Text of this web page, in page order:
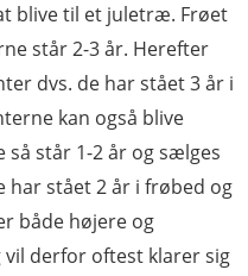
blive til et juletræ. Frøet
står 2-3 år. Herefter
dvs. de har stået 3 år i
kan også blive
står 1-2 år og sælges
stået 2 år i frøbed og
både højere og
derfor oftest klarer sig